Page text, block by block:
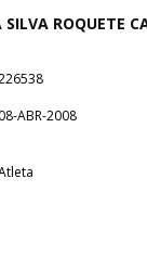
ROQUETE
08-ABR-2008